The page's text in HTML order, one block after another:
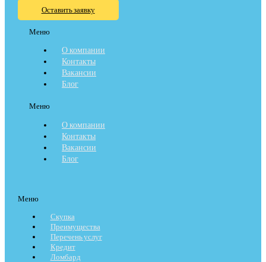
Оставить заявку
Меню
О компании
Контакты
Вакансии
Блог
Меню
О компании
Контакты
Вакансии
Блог
Меню
Скупка
Преимущества
Перечень услуг
Кредит
Ломбард